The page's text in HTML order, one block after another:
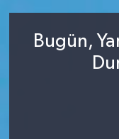
Bugün,
Haber Arşivi